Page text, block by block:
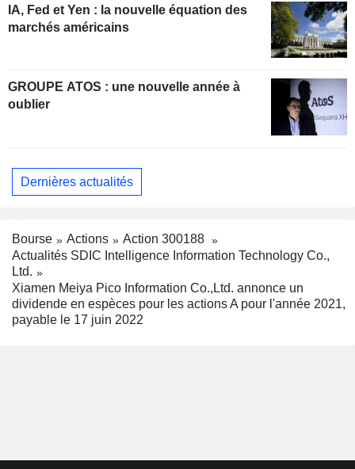
IA, Fed et Yen : la nouvelle équation des
marchés américains
GROUPE ATOS : une nouvelle année à
oublier
Dernières actualités
Bourse Actions
Action 300188
Actualités SDIC Intelligence Information Technology Co.,
Ltd.
Xiamen Meiya Pico Information Co.,Ltd. annonce un
dividende en espèces pour les actions A pour l'année 2021,
payable le 17 juin 2022